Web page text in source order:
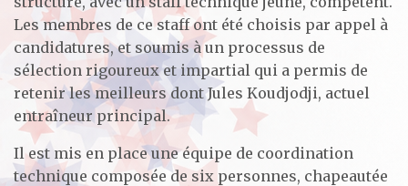
Les membres de ce staff ont été choisis par appel à
candidatures, et soumis à un processus de
sélection rigoureux et impartial qui a permis de
retenir les meilleurs dont Jules Koudjodji, actuel
entraîneur principal.
Il est mis en place une équipe de coordination
technique composée de six personnes, chapeautée